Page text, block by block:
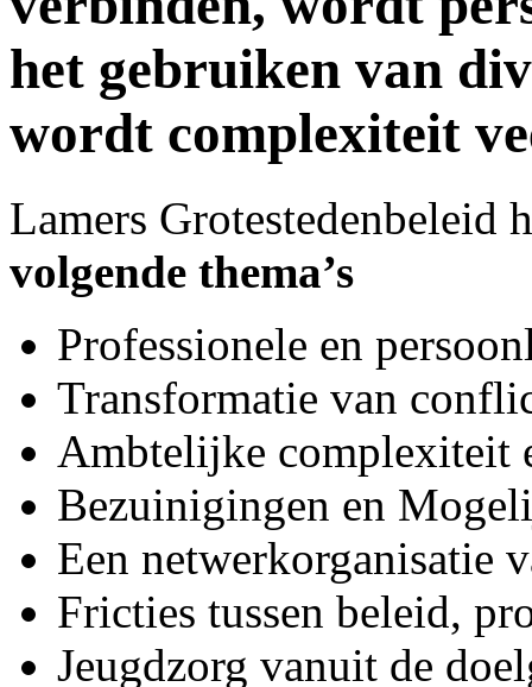
het gebruiken van
wordt complexiteit
Lamers Grotestedenbeleid
volgende thema’s
Professionele en
Transformatie van
Ambtelijke complexiteit
Bezuinigingen en
Een netwerkorganisatie
Fricties tussen beleid,
Jeugdzorg vanuit de